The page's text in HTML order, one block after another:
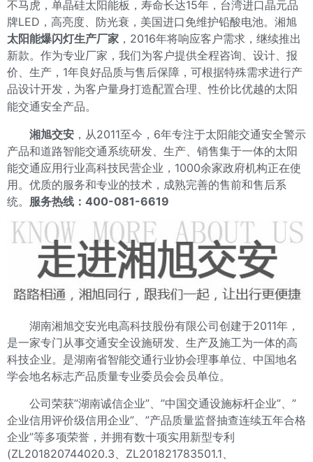
不马虎，单晶硅太阳能板，寿命长达15年，台湾进口晶元品
牌LED，高亮度、防光衰，美国进口免维护铅酸电池。湘旭
太阳能爆闪灯生产厂家 ，2016年将响应客户需求，继续推出
新款。作为专业厂家，我们为客户提供全程咨询、设计、报
价、生产，1年良好品质与售后保障，可根据特殊需求进行产
品设计开发，为客户量身打造配置合理、性价比优越的太阳
能交通安全产品。
湘旭交安 ，从2011至今，6年专注于太阳能交通安全警示
产品和道路智能交通系统研发、生产、销售集于一体的太阳
能交通应用行业高科技民营企业，1000余家政府机构正在使
用。优质的服务和专业的技术，成熟完善的售前和售后系
统。 服务热线：400-081-6619
湖南湘旭交安光电高科技股份有限公司创建于2011年，
是一家专门从事交通安全设施研发、生产及施工为一体的高
科技企业。是湖南省智能交通行业协会理事单位、中国地名
学会地名标志产品质量专业委员会会员单位。
公司荣获”湖南诚信企业”、”中国交通设施标杆企业”、”
企业信用评价级信用企业”、”产品质量监督抽查连续五年合格
企业”等多项荣誉，并拥有数十项实用新型专利
(ZL201820744020.3、ZL201821783501.1、